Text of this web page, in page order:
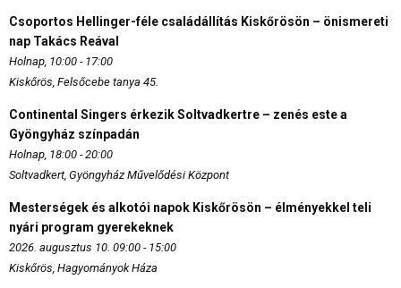
Csoportos Hellinger-féle családállítás Kiskőrösön – önismereti
nap Takács Reával
Holnap, 10:00 - 17:00
Kiskőrös, Felsőcebe tanya 45.
Continental Singers érkezik Soltvadkertre – zenés este a
Gyöngyház színpadán
Holnap, 18:00 - 20:00
Soltvadkert, Gyöngyház Művelődési Központ
Mesterségek és alkotói napok Kiskőrösön – élményekkel teli
nyári program gyerekeknek
2026. augusztus 10. 09:00 - 15:00
Kiskőrös, Hagyományok Háza